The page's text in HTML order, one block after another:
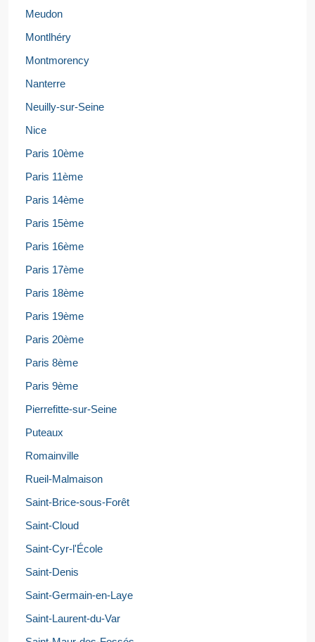
Meudon
Montlhéry
Montmorency
Nanterre
Neuilly-sur-Seine
Nice
Paris 10ème
Paris 11ème
Paris 14ème
Paris 15ème
Paris 16ème
Paris 17ème
Paris 18ème
Paris 19ème
Paris 20ème
Paris 8ème
Paris 9ème
Pierrefitte-sur-Seine
Puteaux
Romainville
Rueil-Malmaison
Saint-Brice-sous-Forêt
Saint-Cloud
Saint-Cyr-l'École
Saint-Denis
Saint-Germain-en-Laye
Saint-Laurent-du-Var